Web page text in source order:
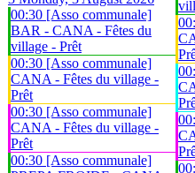
00:30 [Asso communale]
BAR - CANA - Fêtes du
village - Prêt
00:30 [Asso communale]
CANA - Fêtes du village -
Prêt
00:30 [Asso communale]
CANA - Fêtes du village -
Prêt
00:30 [Asso communale]